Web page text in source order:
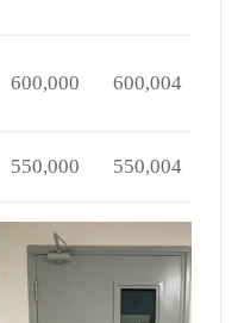
600,000 600,004
550,000 550,004